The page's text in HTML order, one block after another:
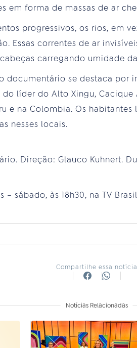
em forma de massas de ar
progressivos, os rios, em
Essas correntes de ar
carregando umidade
documentário se destaca por
líder do Alto Xingu,
e na Colombia. Os
nesses locais.
Direção: Glauco Kuhnert.
– sábado, às 18h30, na TV
Compartilhe essa notícia
Notícias Relacionadas